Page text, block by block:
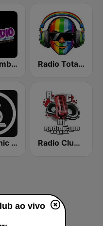
Rádio Embalos Anos 80 Radio Total Hitz
Electronic Radio Radio Club Mix
ao vivo